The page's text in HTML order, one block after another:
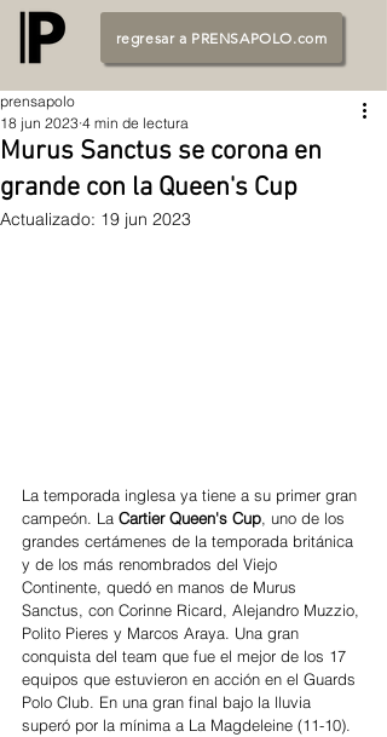
regresar a PRENSAPOLO.com
Murus Sanctus se corona en
grande con la Queen's Cup
prensapolo
18 jun 2023 4 min de lectura
Actualizado: 19 jun 2023
La temporada inglesa ya tiene a su primer gran
campeón. La Cartier Queen's Cup, uno de los
grandes certámenes de la temporada británica
y de los más renombrados del Viejo
Continente, quedó en manos de Murus
Sanctus, con Corinne Ricard, Alejandro Muzzio,
Polito Pieres y Marcos Araya. Una gran
conquista del team que fue el mejor de los 17
equipos que estuvieron en acción en el Guards
Polo Club. En una gran final bajo la lluvia
superó por la mínima a La Magdeleine (11-10).